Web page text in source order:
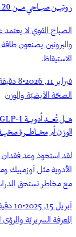
روتين صباحي من 20 دقيقة يحمي طاقتك
الصباح القوي لا يعتمد
والبروتين يصنعون
الاستيقاظ.
فبراير 11, 2026 •
8
الصحّة الأيضيّة والوزن
الوزن أم مخاطرة
لقد استحوذ وعد فقدان
الأدوية مثل أوزمبيك
مع مخاطر تستحق
أبريل 15, 2025 •
10
المعرفة السريريّة والرؤى